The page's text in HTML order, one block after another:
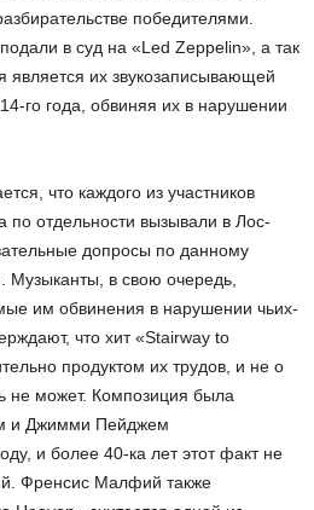
победителями.
в суд на «Led Zeppelin», а так
является их звукозаписывающей
го года, обвиняя их в нарушении
что каждого из участников
по отдельности вызывали в Лос-
допросы по данному
Музыканты, в свою очередь,
им обвинения в нарушении чьих-
что хит «Stairway to
продуктом их трудов, и не о
не может. Композиция была
и Джимми Пейджем
и более 40-ка лет этот факт не
Френсис Малфий также